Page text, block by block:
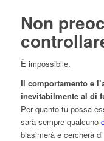
Non
È impossibile.
Il comportamento e
inevitabilmente al di
Per quanto tu possa
sarà sempre qualcuno
biasimerà e cercherà